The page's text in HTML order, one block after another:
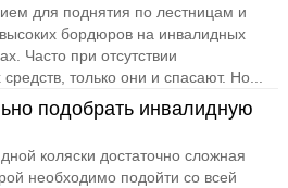
для поднятия по лестницам и
бордюров на инвалидных
Часто при отсутствии
только они и спасают. Но...
подобрать инвалидную
коляски достаточно сложная
необходимо подойти со всей